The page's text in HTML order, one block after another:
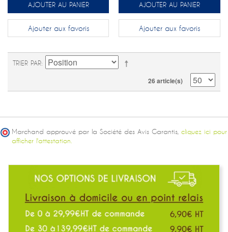
AJOUTER AU PANIER
Ajouter aux favoris
AJOUTER AU PANIER
Ajouter aux favoris
TRIER PAR
26 article(s)
Marchand approuvé par la Société des Avis Garantis, cliquez ici pour
afficher l'attestation.